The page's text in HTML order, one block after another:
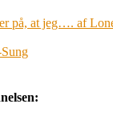
på, at jeg…. af